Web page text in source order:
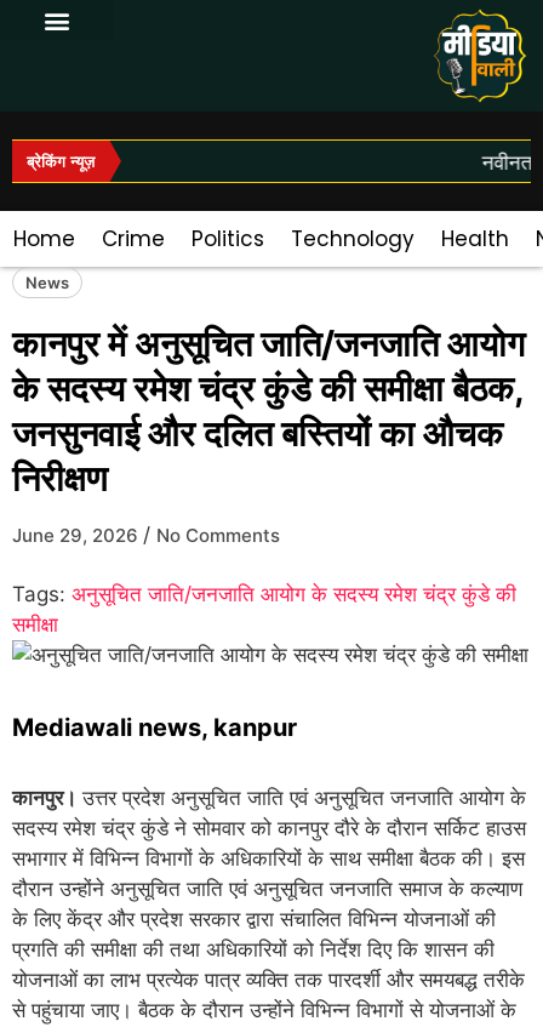
ब्रेकिंग न्यूज़
Home Crime Politics Technology Health
News
कानपुर में अनुसूचित जाति/जनजाति आयोग
के सदस्य रमेश चंद्र कुंडे की समीक्षा बैठक,
जनसुनवाई और दलित बस्तियों का औचक
निरीक्षण
June 29, 2026 / No Comments
Tags: अनुसूचित जाति/जनजाति आयोग के सदस्य रमेश चंद्र कुंडे की
समीक्षा
Mediawali news, kanpur
कानपुर। उत्तर प्रदेश अनुसूचित जाति एवं अनुसूचित जनजाति आयोग के
सदस्य रमेश चंद्र कुंडे ने सोमवार को कानपुर दौरे के दौरान सर्किट हाउस
सभागार में विभिन्न विभागों के अधिकारियों के साथ समीक्षा बैठक की। इस
दौरान उन्होंने अनुसूचित जाति एवं अनुसूचित जनजाति समाज के कल्याण
के लिए केंद्र और प्रदेश सरकार द्वारा संचालित विभिन्न योजनाओं की
प्रगति की समीक्षा की तथा अधिकारियों को निर्देश दिए कि शासन की
योजनाओं का लाभ प्रत्येक पात्र व्यक्ति तक पारदर्शी और समयबद्ध तरीके
से पहुंचाया जाए। बैठक के दौरान उन्होंने विभिन्न विभागों से योजनाओं के